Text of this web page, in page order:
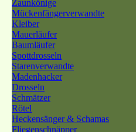
Zaunkönige
Mückenfängerverwandte
Kleiber
Mauerläufer
Baumläufer
Spottdrosseln
Starenverwandte
Madenhacker
Drosseln
Schmätzer
Rötel
Heckensänger & Schamas
Fliegenschnäpper